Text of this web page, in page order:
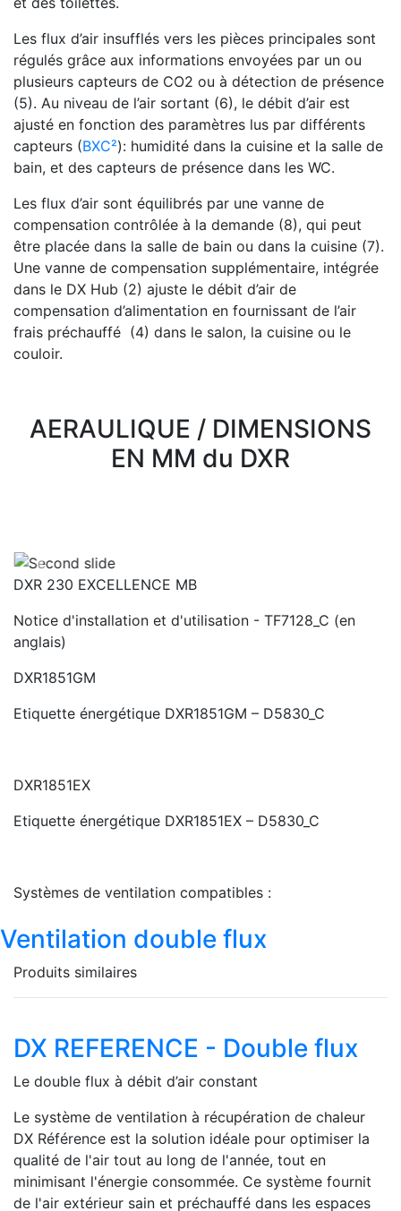
Les flux d’air insufflés vers les pièces principales sont
régulés grâce aux informations envoyées par un ou
plusieurs capteurs de CO2 ou à détection de présence
(5). Au niveau de l’air sortant (6), le débit d’air est
ajusté en fonction des paramètres lus par différents
capteurs (BXC²): humidité dans la cuisine et la salle de
bain, et des capteurs de présence dans les WC.
Les flux d’air sont équilibrés par une vanne de
compensation contrôlée à la demande (8), qui peut
être placée dans la salle de bain ou dans la cuisine (7).
Une vanne de compensation supplémentaire, intégrée
dans le DX Hub (2) ajuste le débit d’air de
compensation d’alimentation en fournissant de l’air
frais préchauffé (4) dans le salon, la cuisine ou le
couloir.
AERAULIQUE / DIMENSIONS
EN MM du DXR
Previous
DXR 230 EXCELLENCE MB
Notice d'installation et d'utilisation - TF7128_C (en
anglais)
DXR1851GM
Etiquette énergétique DXR1851GM – D5830_C
DXR1851EX
Etiquette énergétique DXR1851EX – D5830_C
Systèmes de ventilation compatibles :
Ventilation double flux
Produits similaires
DX REFERENCE - Double flux
Le double flux à débit d’air constant
Le système de ventilation à récupération de chaleur
DX Référence est la solution idéale pour optimiser la
qualité de l'air tout au long de l'année, tout en
minimisant l'énergie consommée. Ce système fournit
de l'air extérieur sain et préchauffé dans les espaces